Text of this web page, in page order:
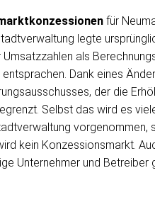
für
legte
als
Dank eines
der die
Selbst das wird es
vorgenommen,
kein Konzessionsmarkt.
Unternehmer und Betreiber